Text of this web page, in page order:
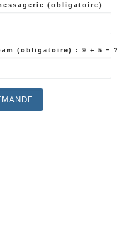
(obligatoire)
(obligatoire) : 9 + 5 = ?